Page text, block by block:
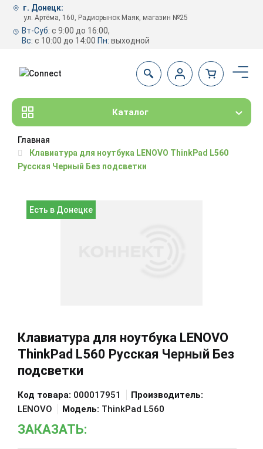
г. Донецк:
ул. Артёма, 160, Радиорынок Маяк, магазин №25
Вт-Суб: с 9:00 до 16:00,
Вс: с 10:00 до 14:00 Пн: выходной
Каталог
Главная
Клавиатура для ноутбука LENOVO ThinkPad L560
Русская Черный Без подсветки
Есть в Донецке
Клавиатура для ноутбука LENOVO
ThinkPad L560 Русская Черный Без
подсветки
Код товара: 000017951
Производитель:
LENOVO
Модель: ThinkPad L560
ЗАКАЗАТЬ: